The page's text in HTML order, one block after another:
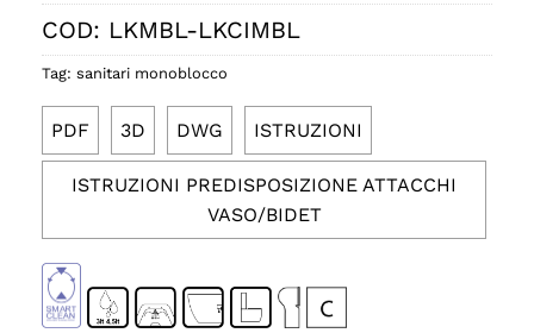
COD: LKMBL-LKCIMBL
Tag: sanitari monoblocco
PDF 3D DWG ISTRUZIONI
ISTRUZIONI PREDISPOSIZIONE ATTACCHI
VASO/BIDET